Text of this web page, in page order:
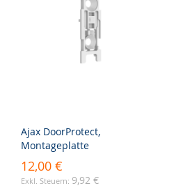
Ajax DoorProtect,
Montageplatte
12,00 €
9,92 €